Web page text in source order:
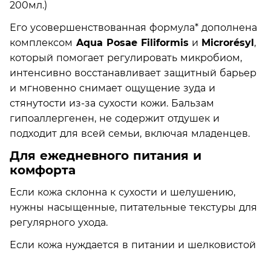
Его усовершенствованная формула* дополнена
комплексом Aqua Posae Filiformis и Microrésyl,
который помогает регулировать микробиом,
интенсивно восстанавливает защитный барьер
и мгновенно снимает ощущение зуда и
стянутости из-за сухости кожи. Бальзам
гипоаллергенен, не содержит отдушек и
подходит для всей семьи, включая младенцев.
Для ежедневного питания и
комфорта
Если кожа склонна к сухости и шелушению,
нужны насыщенные, питательные текстуры для
регулярного ухода.
Если кожа нуждается в питании и шелковистой